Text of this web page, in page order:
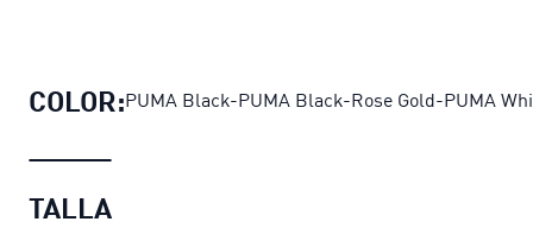
COLOR:PUMA Black-PUMA Black-Rose Gold-PUMA
TALLA